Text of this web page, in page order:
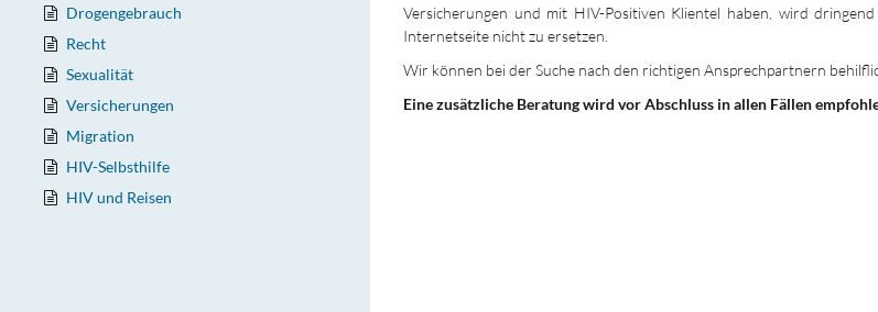
Versicherungen und mit HIV-Positiven Klientel haben, wird
Internetseite nicht zu ersetzen.
Wir können bei der Suche nach den richtigen Ansprechpartnern
Eine zusätzliche Beratung wird vor Abschluss in allen Fällen
Drogengebrauch
Recht
Sexualität
Versicherungen
Migration
HIV-Selbsthilfe
HIV und Reisen